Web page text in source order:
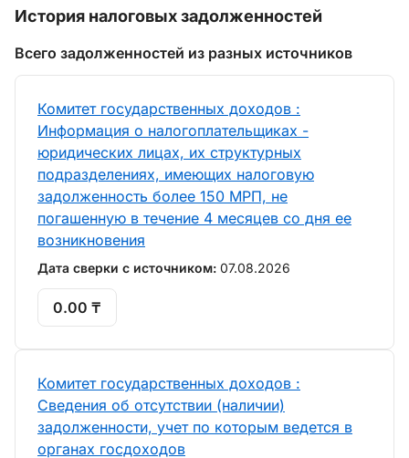
История налоговых задолженностей
Всего задолженностей из разных источников
Комитет государственных доходов :
Информация о налогоплательщиках -
юридических лицах, их структурных
подразделениях, имеющих налоговую
задолженность более 150 МРП, не
погашенную в течение 4 месяцев со дня ее
возникновения
Дата сверки с источником: 07.08.2026
0.00 ₸
Комитет государственных доходов :
Сведения об отсутствии (наличии)
задолженности, учет по которым ведется в
органах госдоходов